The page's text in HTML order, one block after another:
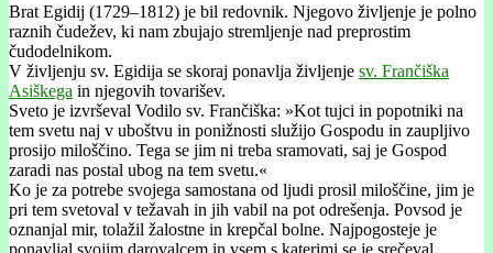
Brat Egidij (1729–1812) je bil redovnik. Njegovo življenje je polno
raznih čudežev, ki nam zbujajo stremljenje nad preprostim
čudodelnikom.
V življenju sv. Egidija se skoraj ponavlja življenje sv. Frančiška
Asiškega in njegovih tovarišev.
Sveto je izvrševal Vodilo sv. Frančiška: »Kot tujci in popotniki na
tem svetu naj v uboštvu in ponižnosti služijo Gospodu in zaupljivo
prosijo miloščino. Tega se jim ni treba sramovati, saj je Gospod
zaradi nas postal ubog na tem svetu.«
Ko je za potrebe svojega samostana od ljudi prosil miloščine, jim je
pri tem svetoval v težavah in jih vabil na pot odrešenja. Povsod je
oznanjal mir, tolažil žalostne in krepčal bolne. Najpogosteje je
ponavljal svojim darovalcem in vsem s katerimi se je srečeval